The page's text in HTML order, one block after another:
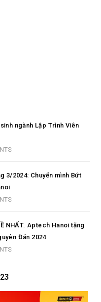
ngành Lập Trình Viên
3/2024: Chuyển mình Bứt
NHẤT. Aptech Hanoi tặng
Đán 2024